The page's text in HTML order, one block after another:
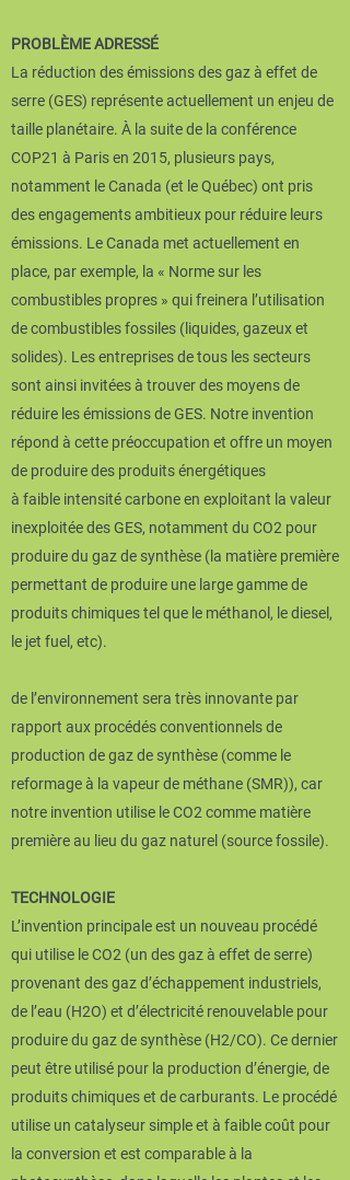
PROBLÈME ADRESSÉ
La réduction des émissions des gaz à effet de
serre (GES) représente actuellement un enjeu de
taille planétaire. À la suite de la conférence
COP21 à Paris en 2015, plusieurs pays,
notamment le Canada (et le Québec) ont pris
des engagements ambitieux pour réduire leurs
émissions. Le Canada met actuellement en
place, par exemple, la « Norme sur les
combustibles propres » qui freinera l’utilisation
de combustibles fossiles (liquides, gazeux et
solides). Les entreprises de tous les secteurs
sont ainsi invitées à trouver des moyens de
réduire les émissions de GES. Notre invention
répond à cette préoccupation et offre un moyen
de produire des produits énergétiques
à faible intensité carbone en exploitant la valeur
inexploitée des GES, notamment du CO2 pour
produire du gaz de synthèse (la matière première
permettant de produire une large gamme de
produits chimiques tel que le méthanol, le diesel,
le jet fuel, etc).
de l’environnement sera très innovante par
rapport aux procédés conventionnels de
production de gaz de synthèse (comme le
reformage à la vapeur de méthane (SMR)), car
notre invention utilise le CO2 comme matière
première au lieu du gaz naturel (source fossile).
TECHNOLOGIE
L’invention principale est un nouveau procédé
qui utilise le CO2 (un des gaz à effet de serre)
provenant des gaz d’échappement industriels,
de l’eau (H2O) et d’électricité renouvelable pour
produire du gaz de synthèse (H2/CO). Ce dernier
peut être utilisé pour la production d’énergie, de
produits chimiques et de carburants. Le procédé
utilise un catalyseur simple et à faible coût pour
la conversion et est comparable à la